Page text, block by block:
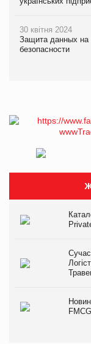
30 квітня 2024
Защита данных
безопасности